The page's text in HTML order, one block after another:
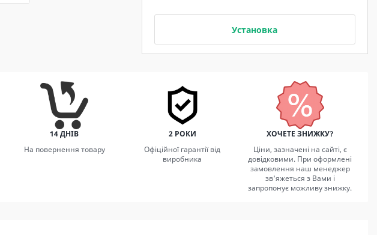
Установка
14 ДНІВ
На повернення товару
2 РОКИ
Офіційної гарантії від
виробника
ХОЧЕТЕ ЗНИЖКУ?
Ціни, зазначені на сайті, є
довідковими. При оформлені
замовлення наш менеджер
зв'яжеться з Вами і
запропонує можливу знижку.